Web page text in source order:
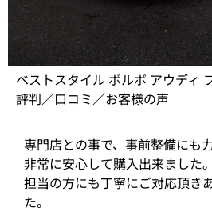
ベストスタイル ボルボ アウディ
評判／口コミ／お客様の声
専門店との事で、事前整備にも
非常に安心して購入出来ました。
担当の方にも丁寧にご対応頂き
た。